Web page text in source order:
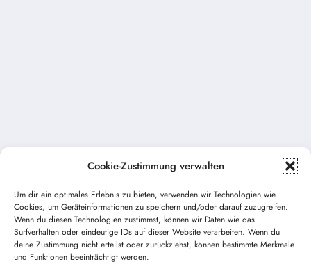
Cookie-Zustimmung verwalten
Um dir ein optimales Erlebnis zu bieten, verwenden wir Technologien wie
Cookies, um Geräteinformationen zu speichern und/oder darauf zuzugreifen.
Wenn du diesen Technologien zustimmst, können wir Daten wie das
Surfverhalten oder eindeutige IDs auf dieser Website verarbeiten. Wenn du
deine Zustimmung nicht erteilst oder zurückziehst, können bestimmte Merkmale
und Funktionen beeinträchtigt werden.
Vorheriger Beitrag
THL – Wasser im Keller